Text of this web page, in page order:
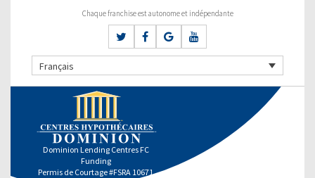
Chaque franchise est autonome et indépendante
Français
Dominion Lending Centres FC
Funding
Permis de Courtage #FSRA 10671